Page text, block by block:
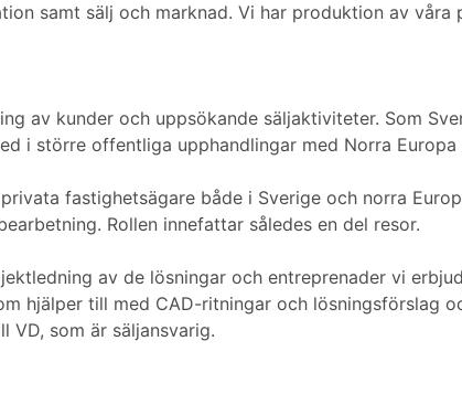
samt sälj och marknad. Vi har produktion av
av kunder och uppsökande säljaktiviteter. Som
i större offentliga upphandlingar med Norra Europa
fastighetsägare både i Sverige och norra
Rollen innefattar således en del resor.
av de lösningar och entreprenader vi
hjälper till med CAD-ritningar och lösningsförslag
VD, som är säljansvarig.